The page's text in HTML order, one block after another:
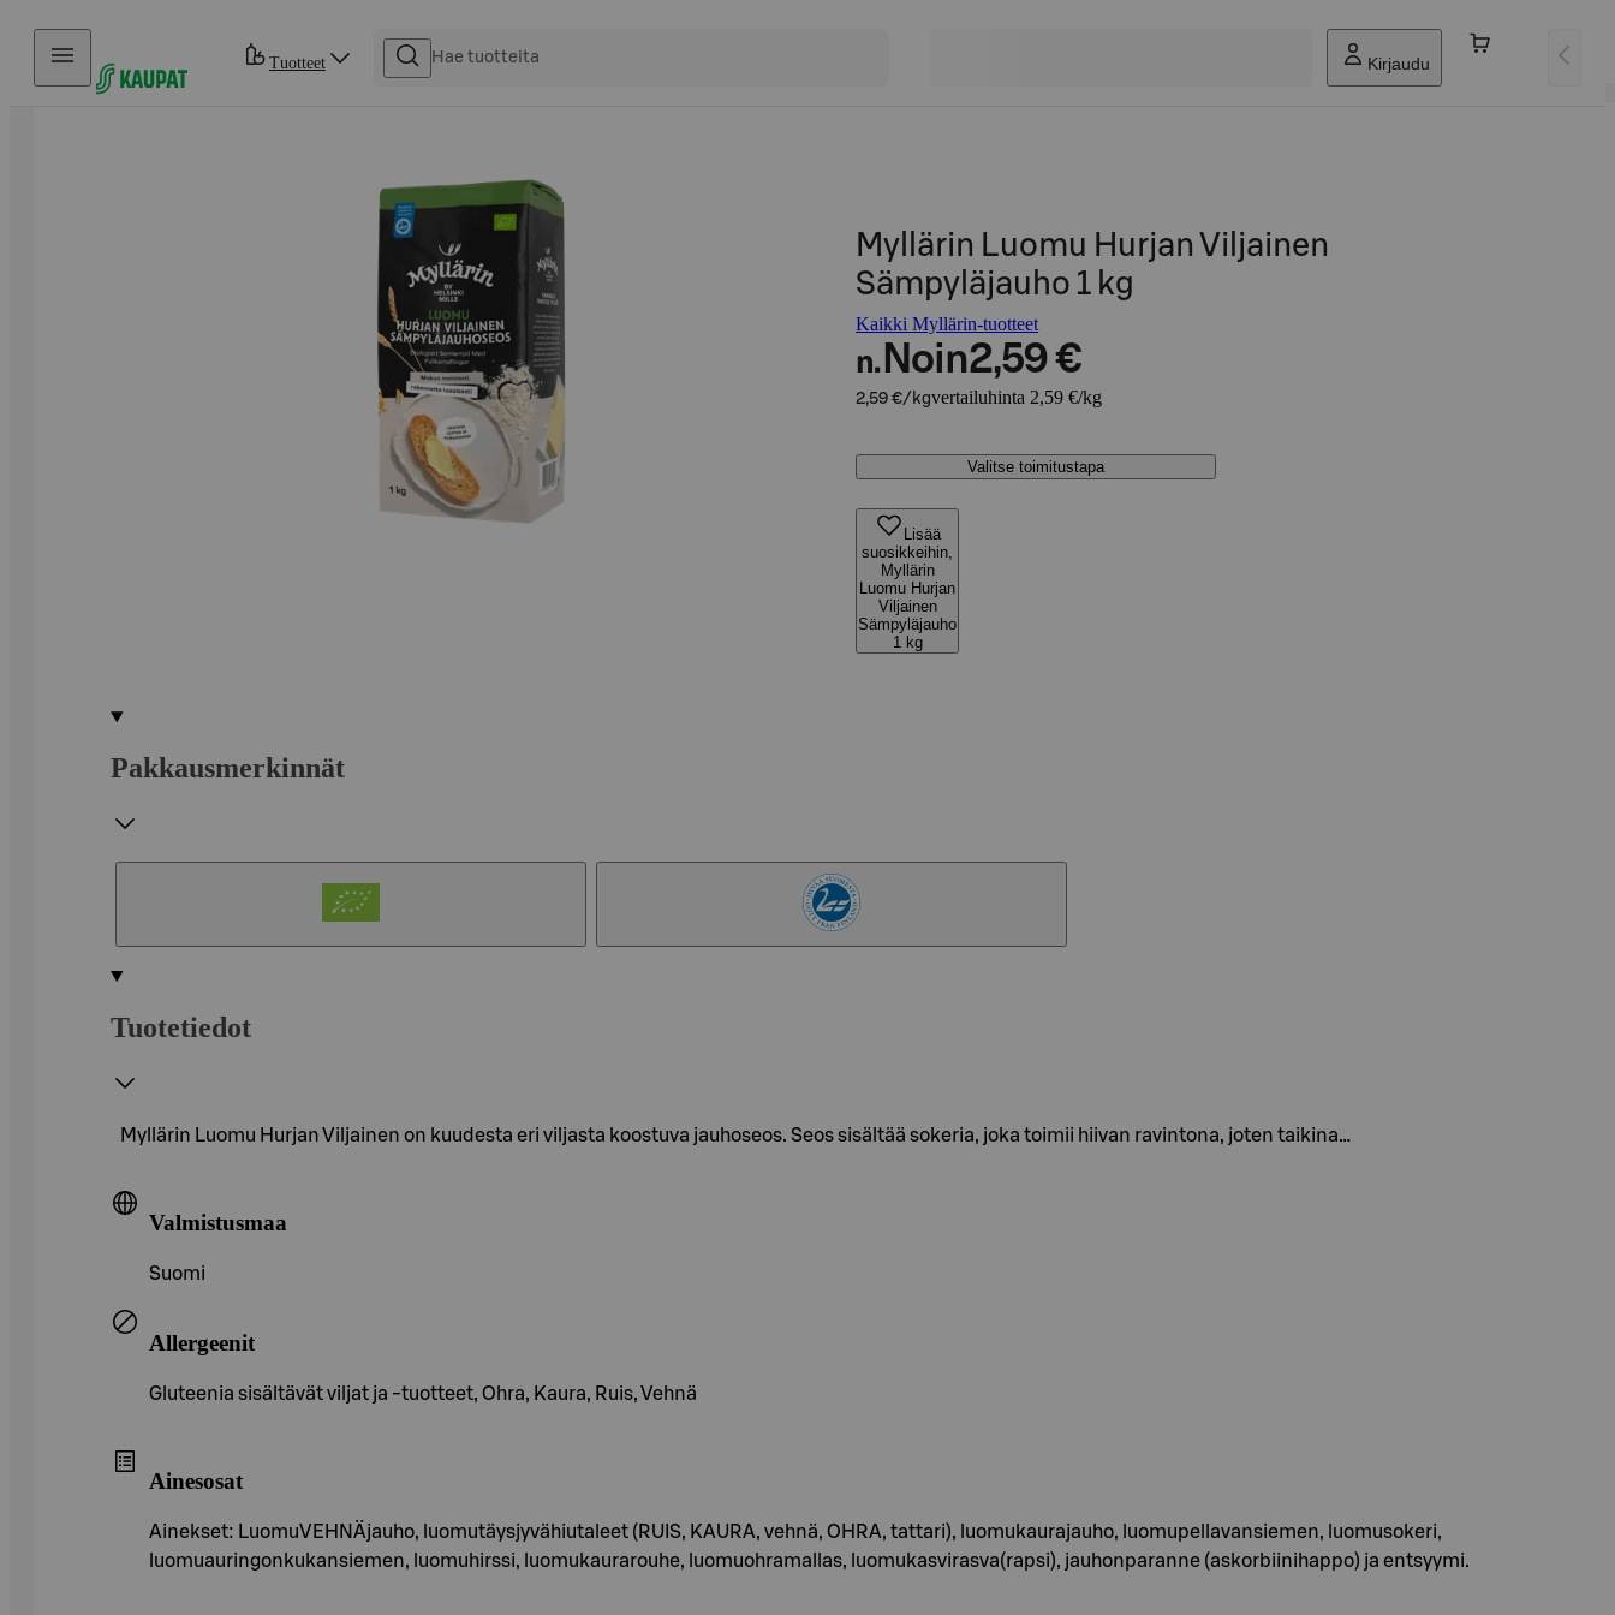
Hyppää sisältöön
Tuotteet Kirjaudu
Myllärin Luomu Hurjan Viljainen
Sämpyläjauho 1 kg
Kaikki Myllärin-tuotteet
n. Noin2,59 €
2,59 €/kgvertailuhinta 2,59 €/kg
Valitse toimitustapa
Lisää
suosikkeihin,
Myllärin
Luomu Hurjan
Viljainen
Sämpyläjauho
1 kg
Pakkausmerkinnät
Tuotetiedot
Myllärin Luomu Hurjan Viljainen on kuudesta eri viljasta koostuva jauhoseos. Seos sisältää sokeria, joka toimii hiivan ravintona, joten taikina…
Valmistusmaa
Suomi
Allergeenit
Gluteenia sisältävät viljat ja -tuotteet, Ohra, Kaura, Ruis, Vehnä
Ainesosat
Ainekset: LuomuVEHNÄjauho, luomutäysjyvähiutaleet (RUIS, KAURA, vehnä, OHRA, tattari), luomukaurajauho, luomupellavansiemen, luomusokeri,
luomuauringonkukansiemen, luomuhirssi, luomukaurarouhe, luomuohramallas, luomukasvirasva(rapsi), jauhonparanne (askorbiinihappo) ja entsyymi.